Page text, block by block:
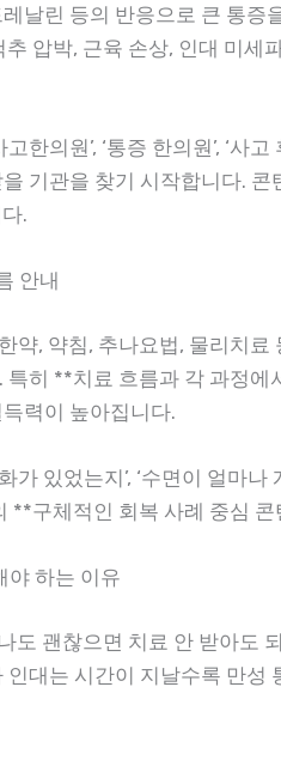
날린 등의 반응으로 큰 통증
압박, 근육 손상, 인대 미세
한의원’, ‘통증 한의원’, ‘사
기관을 찾기 시작합니다.
.
안내
약, 약침, 추나요법, 물리치
특히 **치료 흐름과 각 과정
력이 높아집니다.
가 있었는지’, ‘수면이 얼마나
**구체적인 회복 사례 중심
야 하는 이유
도 괜찮으면 치료 안 받아도
대는 시간이 지날수록 만성